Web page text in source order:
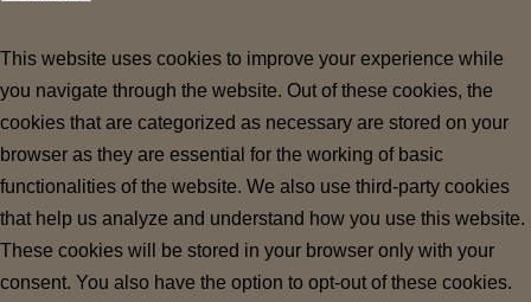
This website uses cookies to improve your experience while
you navigate through the website. Out of these cookies, the
cookies that are categorized as necessary are stored on your
browser as they are essential for the working of basic
functionalities of the website. We also use third-party cookies
that help us analyze and understand how you use this website.
These cookies will be stored in your browser only with your
consent. You also have the option to opt-out of these cookies.